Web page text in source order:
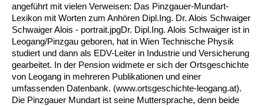
angeführt mit vielen Verweisen: Das Pinzgauer-Mundart-
Lexikon mit Worten zum Anhören Dipl.Ing. Dr. Alois Schwaiger
Schwaiger Alois - portrait.jpgDr. Dipl.Ing. Alois Schwaiger ist in
Leogang/Pinzgau geboren, hat in Wien Technische Physik
studiert und dann als EDV-Leiter in Industrie und Versicherung
gearbeitet. In der Pension widmete er sich der Ortsgeschichte
von Leogang in mehreren Publikationen und einer
umfassenden Datenbank. (www.ortsgeschichte-leogang.at).
Die Pinzgauer Mundart ist seine Muttersprache, denn beide